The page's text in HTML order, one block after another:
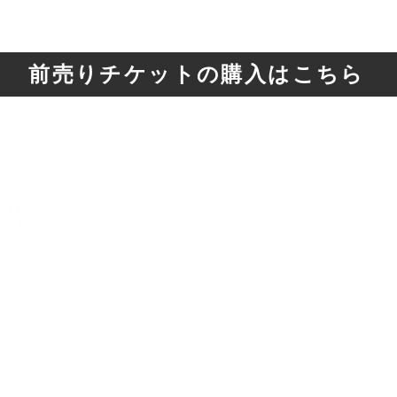
前売りチケットの購入はこちら